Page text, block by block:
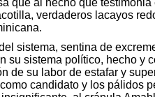
que al hecho que
verdaderos lacayos
sistema, sentina de
su sistema político, hecho y
de su labor de estafar y
candidato y los pálidos